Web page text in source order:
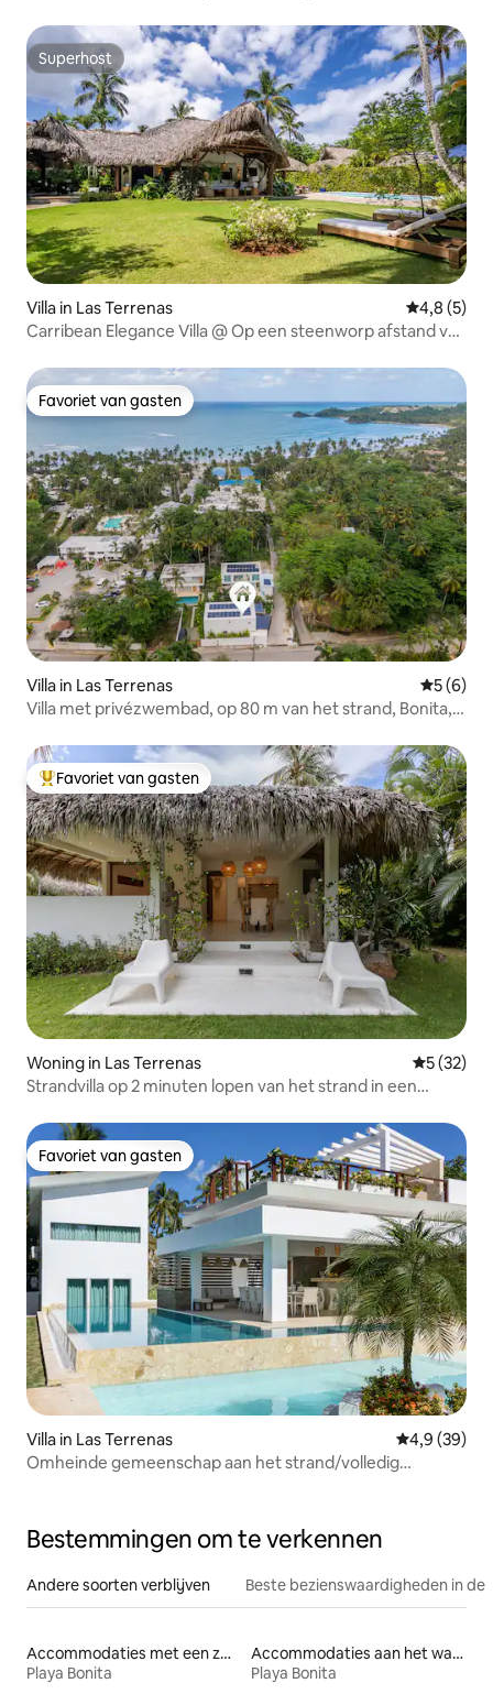
Superhost
Superhost
Villa in Las Terrenas
4,8 (5)
Carribean Elegance Villa @ Op een steenworp afstand van
Favoriet van gasten
Favoriet van gasten
Villa in Las Terrenas
5 (6)
Villa met privézwembad, op 80 m van het strand, Bonita,
Topfavoriet van gasten
Favoriet van gasten
Woning in Las Terrenas
5 (32)
Strandvilla op 2 minuten lopen van het strand in een
Favoriet van gasten
Favoriet van gasten
Villa in Las Terrenas Gemiddelde
4,9 (39)
Omheinde gemeenschap aan het strand/volledig
Bestemmingen om te verkennen
Andere soorten verblijven Beste bezienswaardigheden in de
Accommodaties met een zwembad
Playa Bonita
Accommodaties aan het water
Playa Bonita